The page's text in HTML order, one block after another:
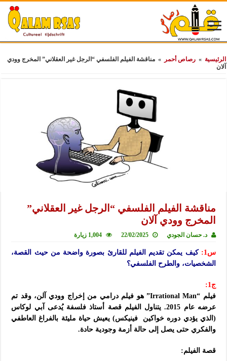
الرئيسية » رصاص أحمر » مناقشة الفيلم الفلسفي “الرجل غير العقلاني” المخرج وودي
آلان
مناقشة الفيلم الفلسفي “الرجل غير العقلاني”
المخرج وودي آلان
د. حسان الجودي 22/02/2025 1,004 زيارة
س1:
كيف يمكن تقديم الفيلم للقارئ بصورة واضحة من حيث القصة،
الشخصيات، والطرح الفلسفي؟
ج1:
فيلم “Irrational Man” هو فيلم درامي من إخراج وودي آلن، وقد تم
عرضه عام 2015. يتناول الفيلم قصة أستاذ فلسفة يُدعى آبي لوكاس
(الذي يؤدي دوره خواكين فينيكس) يعيش حياة مليئة بالفراغ العاطفي
والفكري حتى يصل إلى حالة أزمة وجودية حادة.
قصة الفيلم: